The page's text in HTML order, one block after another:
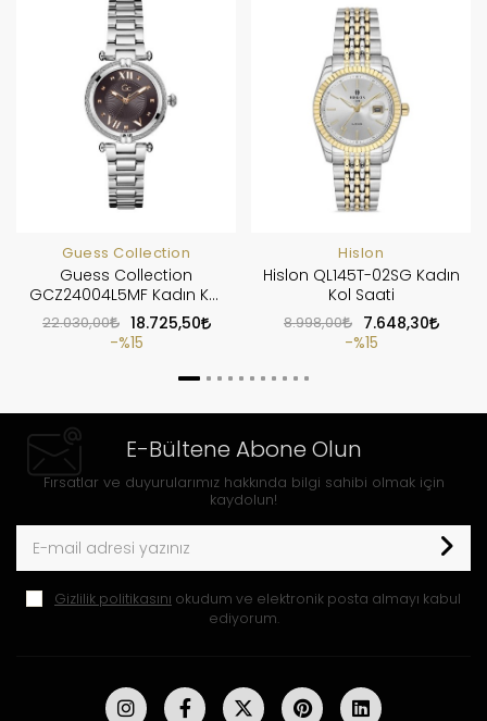
Guess Collection
Guess Collection
GCZ24004L5MF Kadın Kol
Saati
22.030,00
18.725,50
%15
Hislon
Hislon QL145T-02SG Kadın
Kol Saati
8.998,00
7.648,30
%15
E-Bültene Abone Olun
Fırsatlar ve duyurularımız hakkında bilgi sahibi olmak için
kaydolun!
Gizlilik politikasını okudum ve elektronik posta almayı kabul
ediyorum.